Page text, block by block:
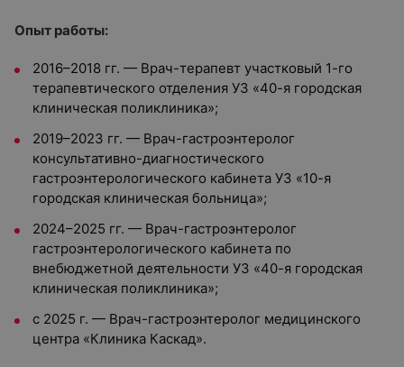
Опыт работы:
2016–2018 гг. — Врач-терапевт участковый 1-го
терапевтического отделения УЗ «40-я городская
клиническая поликлиника»;
2019–2023 гг. — Врач-гастроэнтеролог
консультативно-диагностического
гастроэнтерологического кабинета УЗ «10-я
городская клиническая больница»;
2024–2025 гг. — Врач-гастроэнтеролог
гастроэнтерологического кабинета по
внебюджетной деятельности УЗ «40-я городская
клиническая поликлиника»;
с 2025 г. — Врач-гастроэнтеролог медицинского
центра «Клиника Каскад».